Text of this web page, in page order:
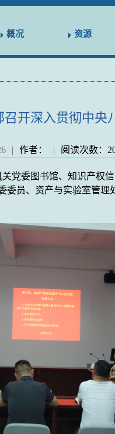
概况 资源
开深入贯彻中
| 作者： | 阅读次数：
关党委图书馆、知识产权
委员、 资产与实验室管理